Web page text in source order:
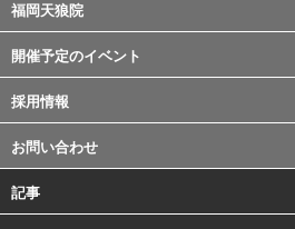
福岡天狼院
開催予定のイベント
採用情報
お問い合わせ
記事